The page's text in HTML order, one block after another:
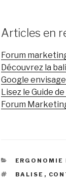
Articles en
Forum
Découvrez la
Google
Lisez le Guide
Forum
CATÉGORIES
ÉTIQUETTES
BALISE ,